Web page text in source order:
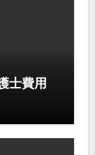
士費用